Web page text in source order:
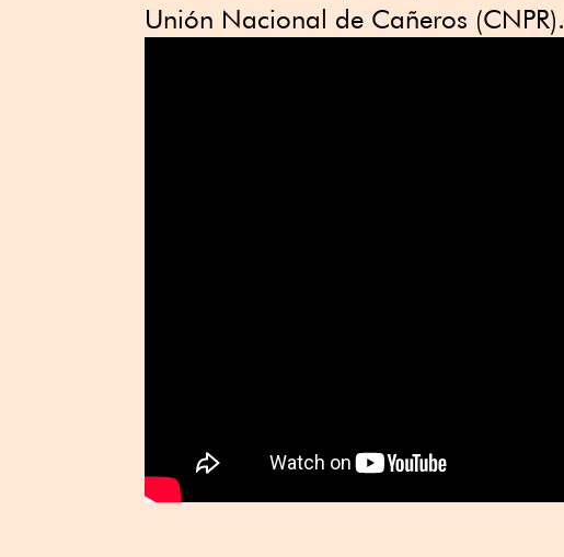
Unión Nacional de Cañeros (CNPR).